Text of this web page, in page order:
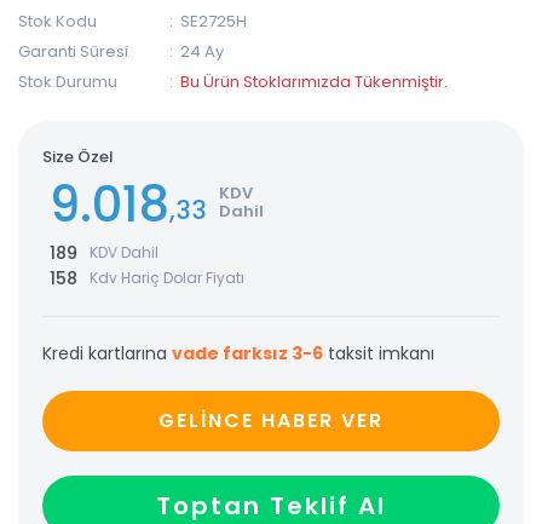
Stok Kodu
SE2725H
Garanti Süresi
24 Ay
Stok Durumu
Bu Ürün Stoklarımızda Tükenmiştir.
Size Özel
9.018,33 KDV
Dahil
189 KDV Dahil
158 Kdv Hariç Dolar Fiyatı
Kredi kartlarına vade farksız 3-6 taksit imkanı
GELİNCE HABER VER
Toptan Teklif Al